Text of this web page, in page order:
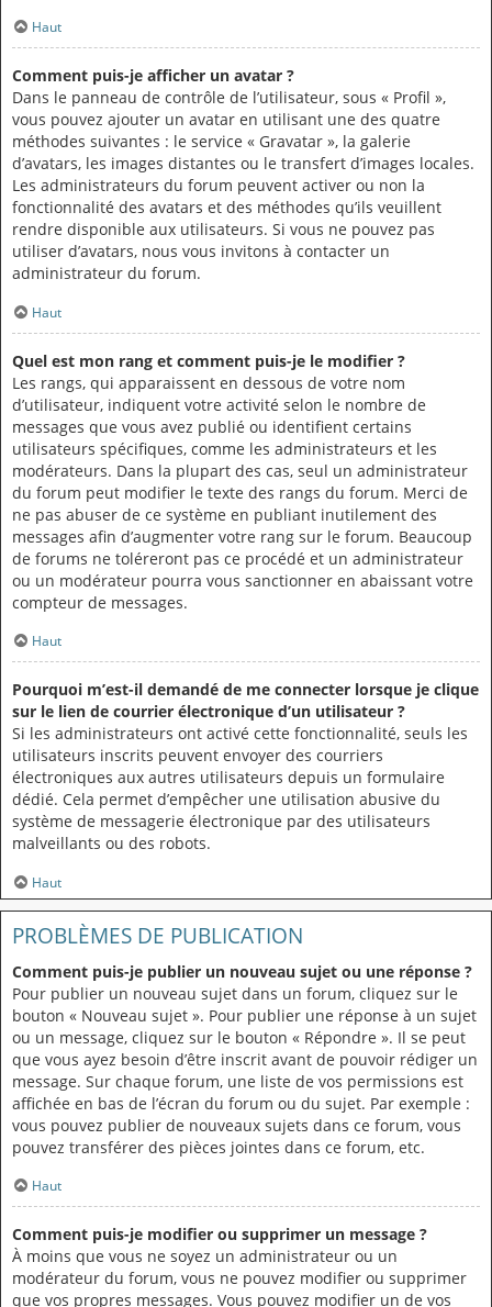
Haut
Comment puis-je afficher un avatar ?
Dans le panneau de contrôle de l’utilisateur, sous « Profil »,
vous pouvez ajouter un avatar en utilisant une des quatre
méthodes suivantes : le service « Gravatar », la galerie
d’avatars, les images distantes ou le transfert d’images locales.
Les administrateurs du forum peuvent activer ou non la
fonctionnalité des avatars et des méthodes qu’ils veuillent
rendre disponible aux utilisateurs. Si vous ne pouvez pas
utiliser d’avatars, nous vous invitons à contacter un
administrateur du forum.
Haut
Quel est mon rang et comment puis-je le modifier ?
Les rangs, qui apparaissent en dessous de votre nom
d’utilisateur, indiquent votre activité selon le nombre de
messages que vous avez publié ou identifient certains
utilisateurs spécifiques, comme les administrateurs et les
modérateurs. Dans la plupart des cas, seul un administrateur
du forum peut modifier le texte des rangs du forum. Merci de
ne pas abuser de ce système en publiant inutilement des
messages afin d’augmenter votre rang sur le forum. Beaucoup
de forums ne toléreront pas ce procédé et un administrateur
ou un modérateur pourra vous sanctionner en abaissant votre
compteur de messages.
Haut
Pourquoi m’est-il demandé de me connecter lorsque je clique
sur le lien de courrier électronique d’un utilisateur ?
Si les administrateurs ont activé cette fonctionnalité, seuls les
utilisateurs inscrits peuvent envoyer des courriers
électroniques aux autres utilisateurs depuis un formulaire
dédié. Cela permet d’empêcher une utilisation abusive du
système de messagerie électronique par des utilisateurs
malveillants ou des robots.
Haut
PROBLÈMES DE PUBLICATION
Comment puis-je publier un nouveau sujet ou une réponse ?
Pour publier un nouveau sujet dans un forum, cliquez sur le
bouton « Nouveau sujet ». Pour publier une réponse à un sujet
ou un message, cliquez sur le bouton « Répondre ». Il se peut
que vous ayez besoin d’être inscrit avant de pouvoir rédiger un
message. Sur chaque forum, une liste de vos permissions est
affichée en bas de l’écran du forum ou du sujet. Par exemple :
vous pouvez publier de nouveaux sujets dans ce forum, vous
pouvez transférer des pièces jointes dans ce forum, etc.
Haut
Comment puis-je modifier ou supprimer un message ?
À moins que vous ne soyez un administrateur ou un
modérateur du forum, vous ne pouvez modifier ou supprimer
que vos propres messages. Vous pouvez modifier un de vos